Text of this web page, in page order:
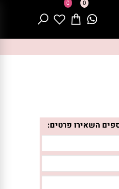
0 0
השאירו פרטים: